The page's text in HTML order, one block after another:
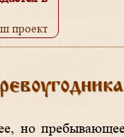
проект